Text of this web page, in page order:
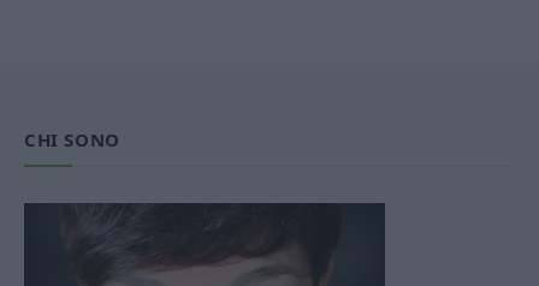
CHI SONO